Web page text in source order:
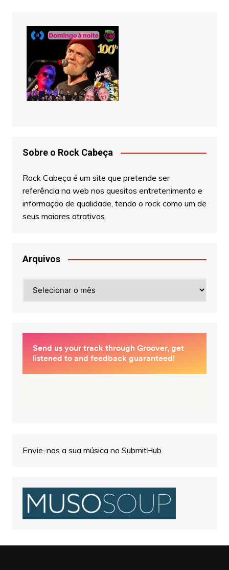
Sobre o Rock Cabeça
Rock Cabeça é um site que pretende ser
referência na web nos quesitos entretenimento e
informação de qualidade, tendo o rock como um de
seus maiores atrativos.
Arquivos
Envie-nos a sua música no SubmitHub